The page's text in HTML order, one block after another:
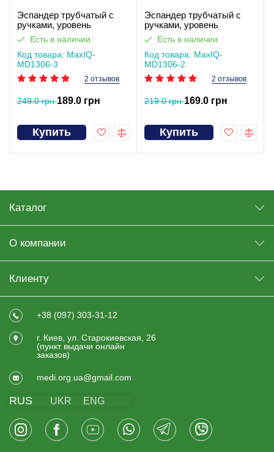
Эспандер трубчатый с
ручками, уровень
сопротивления 3 MaxIQ-
MD1306
Есть в наличии
Код товара: MaxIQ-
MD1306-3
2 отзывов
249.0 грн189.0 грн
Купить
Эспандер трубчатый с
ручками, уровень
сопротивления 2 MaxIQ-
MD1306
Есть в наличии
Код товара: MaxIQ-
MD1306-2
2 отзывов
219.0 грн169.0 грн
Купить
Каталог
О компании
Клиенту
+38 (097) 303-31-12
г. Киев, ул. Старокиевская, 26
(пункт выдачи онлайн
заказов)
medi.org.ua@gmail.com
RUS UKR ENG